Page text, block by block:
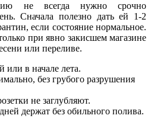
не всегда нужно срочно
Сначала полезно дать ей 1-2
если состояние нормальное.
при явно закисшем магазине
или переливе.
или в начале лета.
без грубого разрушения
не заглубляют.
держат без обильного полива.